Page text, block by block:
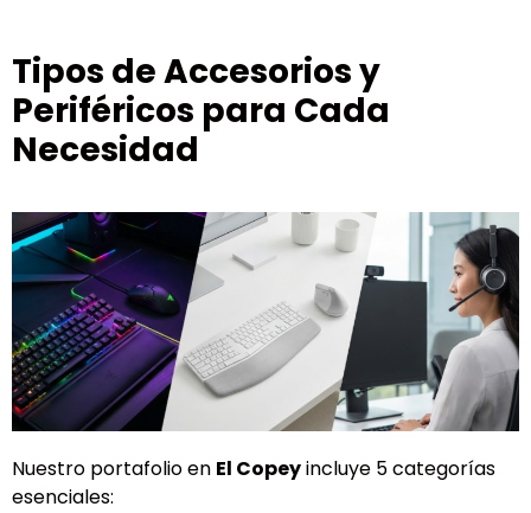
Tipos de Accesorios y
Periféricos para Cada
Necesidad
Nuestro portafolio en El Copeyincluye 5 categorías
esenciales: